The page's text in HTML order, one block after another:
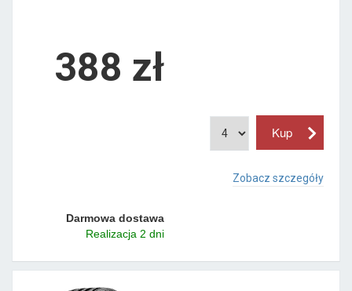
388 zł
Zobacz szczegóły
Darmowa dostawa
Realizacja 2 dni